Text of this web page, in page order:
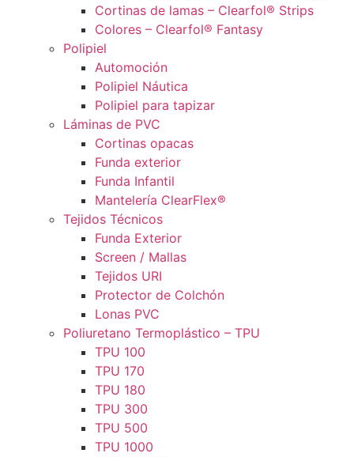
Cortinas de lamas – Clearfol® Strips
Colores – Clearfol® Fantasy
Polipiel
Automoción
Polipiel Náutica
Polipiel para tapizar
Láminas de PVC
Cortinas opacas
Funda exterior
Funda Infantil
Mantelería ClearFlex®
Tejidos Técnicos
Funda Exterior
Screen / Mallas
Tejidos URI
Protector de Colchón
Lonas PVC
Poliuretano Termoplástico – TPU
TPU 100
TPU 170
TPU 180
TPU 300
TPU 500
TPU 1000